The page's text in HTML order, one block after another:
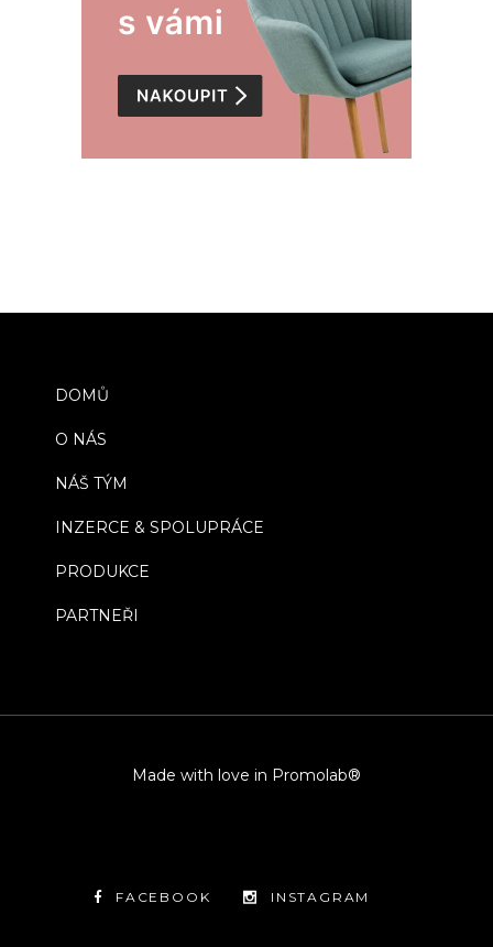
DOMŮ
O NÁS
NÁŠ TÝM
INZERCE & SPOLUPRÁCE
PRODUKCE
PARTNEŘI
Made with love in Promolab®
FACEBOOK INSTAGRAM